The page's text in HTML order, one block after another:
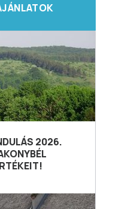
2026.